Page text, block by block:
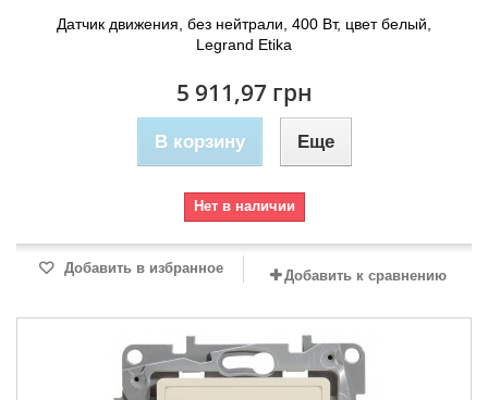
Датчик движения, без нейтрали, 400 Вт, цвет белый,
Legrand Etika
5 911,97 грн
В корзину Еще
Нет в наличии
Добавить в избранное Добавить к сравнению